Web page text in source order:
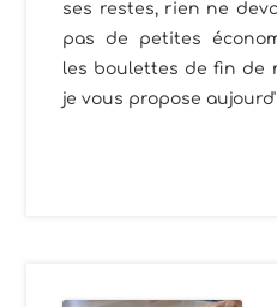
ses restes, rien ne
pas de petites
les boulettes de fin de
je vous propose